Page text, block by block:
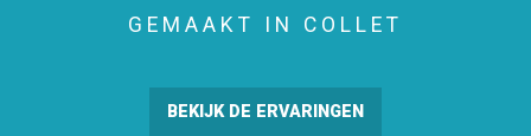
GEMAAKT IN COLLET
BEKIJK DE ERVARINGEN